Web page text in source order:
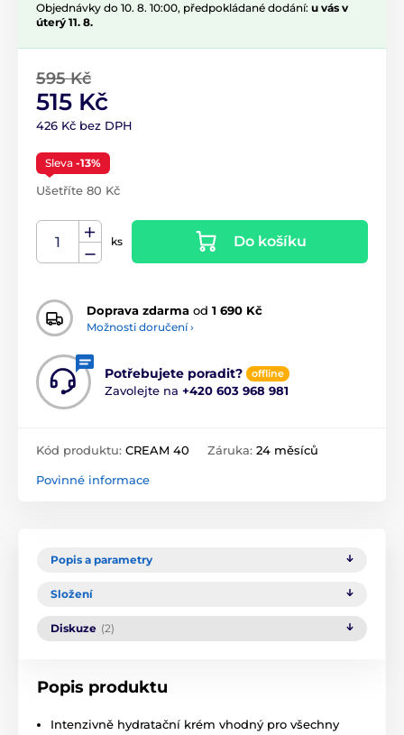
Objednávky do 10. 8. 10:00, předpokládané dodání: u vás v
úterý 11. 8.
595 Kč
515 Kč
426 Kč bez DPH
Sleva -13%
Ušetříte 80 Kč
ks Do košíku
Doprava zdarma od 1 690 Kč
Možnosti doručení ›
Potřebujete poradit? offline
Zavolejte na +420 603 968 981
Kód produktu: CREAM 40 Záruka: 24 měsíců
Povinné informace
Popis a parametry
Složení
Diskuze (2)
Popis produktu
Intenzivně hydratační krém vhodný pro všechny